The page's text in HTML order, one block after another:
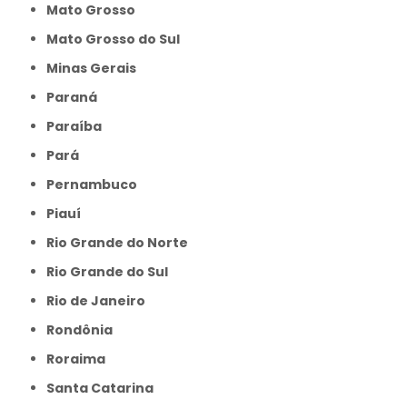
Mato Grosso
Mato Grosso do Sul
Minas Gerais
Paraná
Paraíba
Pará
Pernambuco
Piauí
Rio Grande do Norte
Rio Grande do Sul
Rio de Janeiro
Rondônia
Roraima
Santa Catarina